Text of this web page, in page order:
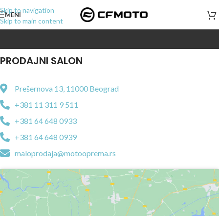
Skip to navigation
Skip to main content
MENI
PRODAJNI SALON
Prešernova 13, 11000 Beograd
+381 11 311 9 511
+381 64 648 0933
+381 64 648 0939
maloprodaja@motooprema.rs